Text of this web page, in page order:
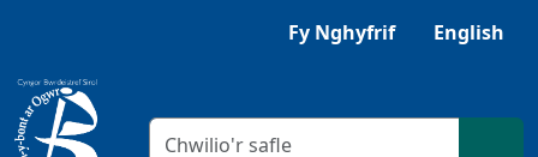
Fy Nghyfrif English
Meini prawf chwilio